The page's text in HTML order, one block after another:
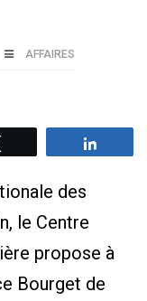
AFFAIRES
des
le Centre
propose à
Bourget de